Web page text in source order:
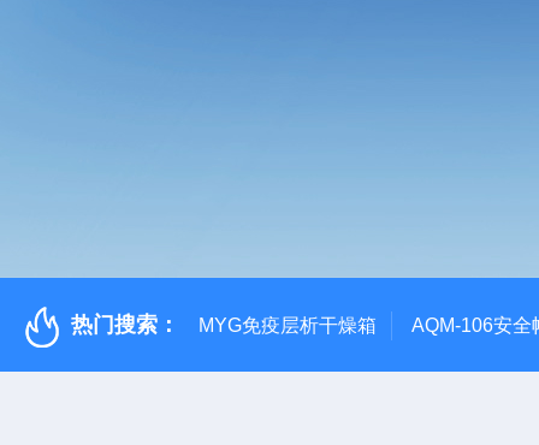
热门搜索： MYG免疫层析干燥箱 AQM-106安全